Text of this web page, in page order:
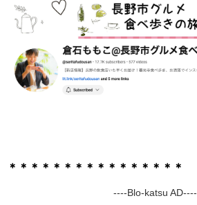
＊＊＊＊＊＊＊＊＊＊＊＊＊＊＊＊
----Blo-katsu AD----